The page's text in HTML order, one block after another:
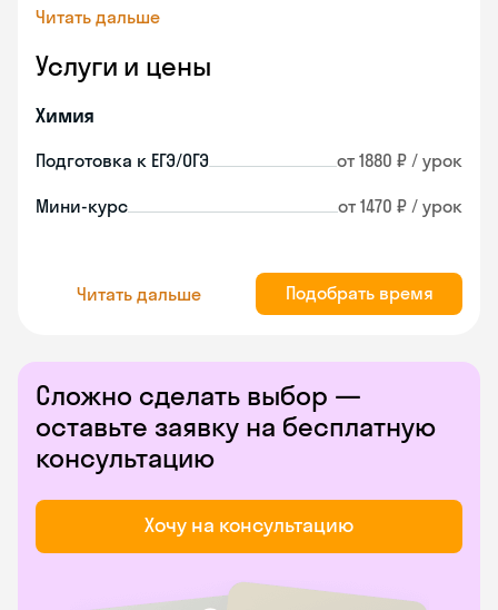
Читать дальше
Услуги и цены
Химия
Подготовка к ЕГЭ/ОГЭ от 1880 ₽ / урок
Мини-курс от 1470 ₽ / урок
Читать дальше Подобрать время
Сложно сделать выбор —
оставьте заявку на бесплатную
консультацию
Хочу на консультацию